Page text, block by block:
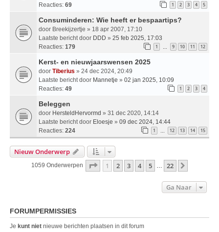
Reacties: 69 1 2 3 4 5
Consuminderen: Wie heeft er bespaartips?
door Breekijzertje » 18 apr 2007, 17:10
Laatste bericht door DDD » 25 feb 2025, 17:03
Reacties: 179 1 … 9 10 11 12
Kerst- en nieuwjaarswensen 2025
door Tiberius » 24 dec 2024, 20:49
Laatste bericht door Mannetje » 02 jan 2025, 10:09
Reacties: 49 1 2 3 4
Beleggen
door HersteldHervormd » 31 dec 2020, 14:14
Laatste bericht door Eloesje » 09 dec 2024, 14:44
Reacties: 224 1 … 12 13 14 15
Nieuw Onderwerp
1059 Onderwerpen Pagina Van22
1 2 3 4 5 22
Ga Naar
FORUMPERMISSIES
Je kunt niet nieuwe berichten plaatsen in dit forum